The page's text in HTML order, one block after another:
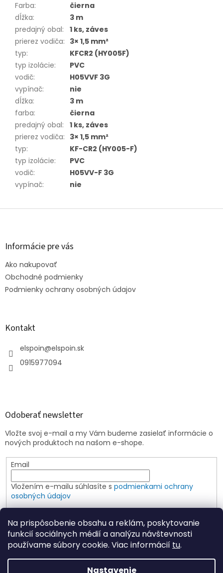
Na prispôsobenie obsahu a reklám, poskytovanie
funkcií sociálnych médií a analýzu návštevnosti
používame súbory cookie. Viac informácií tu.
Nastavenie
Farba:
čierna
dĺžka:
3 m
predajný obal:
1 ks, záves
prierez vodiča: 3× 1,5 mm²
typ:
KFCR2 (HY005F)
typ izolácie:
PVC
vodič:
H05VVF 3G
vypínač:
nie
dĺžka:
3 m
farba:
čierna
predajný obal:
1 ks, záves
prierez vodiča: 3× 1,5 mm²
typ:
KF-CR2 (HY005-F)
typ izolácie:
PVC
vodič:
H05VV-F 3G
vypínač: nie
Z
Informácie pre vás
Ako nakupovať
Obchodné podmienky
Podmienky ochrany osobných údajov
Kontakt
elspoin@elspoin.sk
0915977094
Odoberať newsletter
Vložte svoj e-mail a my Vám budeme zasielať informácie o
nových produktoch na našom e-shope.
Email
Vložením e-mailu súhlasíte s podmienkami ochrany
osobných údajov
PRIHLÁSIŤ SA